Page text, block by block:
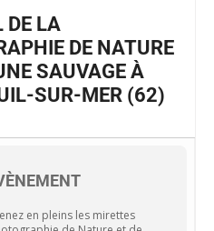
DE LA
DE NATURE
SAUVAGE À
SUR-MER (62)
en pleins les mirettes